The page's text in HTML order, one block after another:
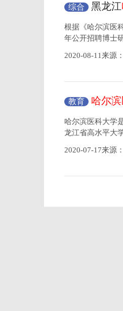
综合 黑龙江
研究生及本
根据《哈尔滨医
年公开招聘博士
2020-08-11来源
教育 哈尔
哈尔滨医科大学
龙江省高水平大
2020-07-17来源